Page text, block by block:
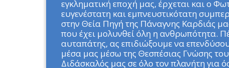
εγκληματική εποχή μας, έρχεται και ο
ευγενέστατη και εμπνευστικότατη
στην Θεία Πηγή της Πάναγνης Καρδιάς
που έχει μολυνθεί όλη η ανθρωπότητα.
αυταπάτης, ας επιδιώξουμε να
μέσα μας μέσω της Θεσπέσιας Γνώσης
Διδάσκαλός μας σε όλο τον πλανήτη για